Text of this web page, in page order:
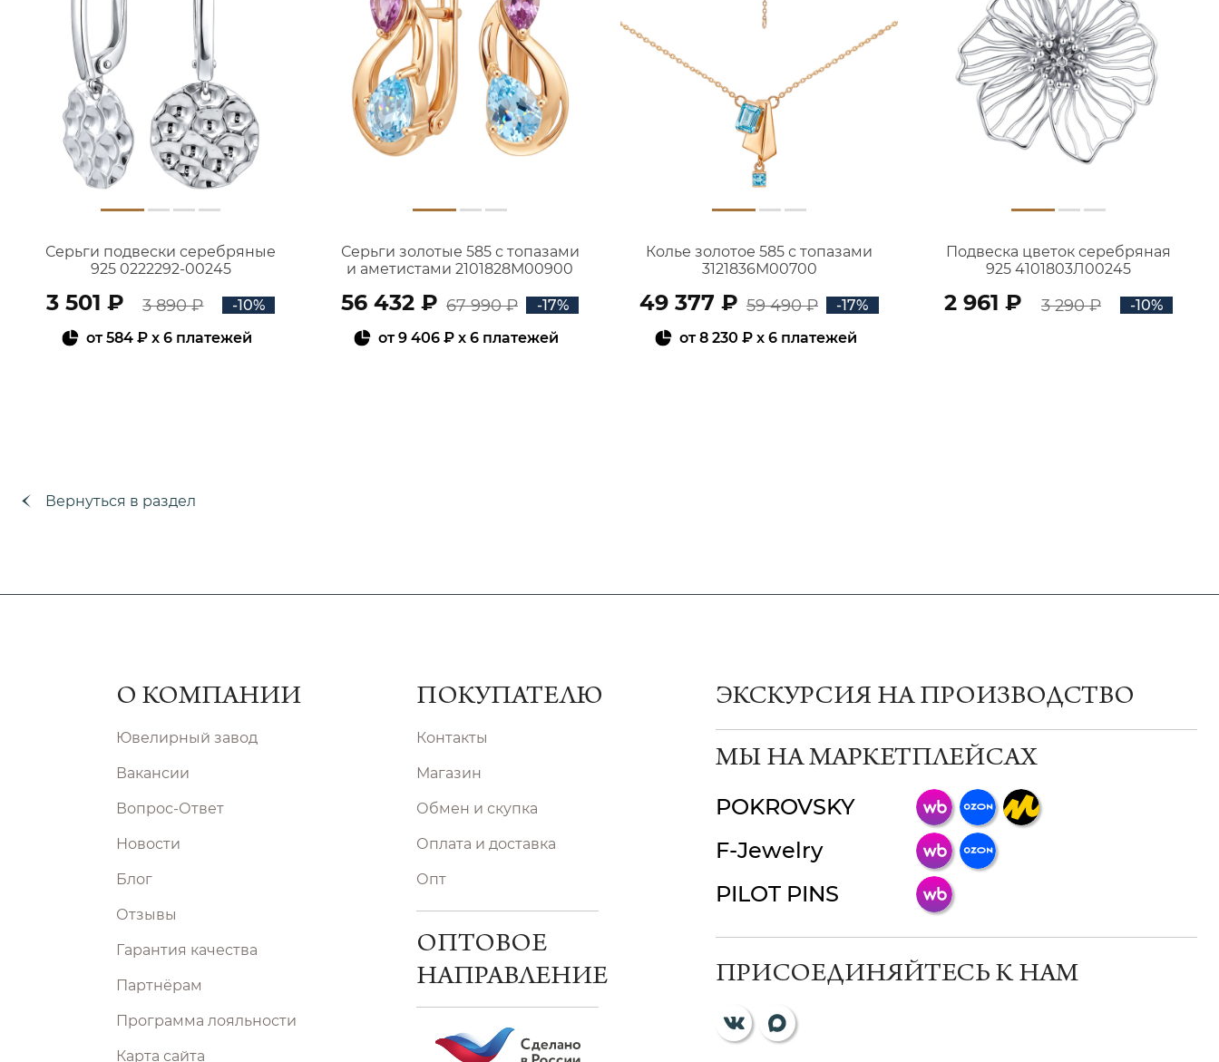
Серьги подвески серебряные
925 0222292-00245
3 501 ₽ 3 890 ₽
-10%
от584 ₽ x 6 платежей
Серьги золотые 585 с топазами
и аметистами 2101828М00900
56 432 ₽ 67 990 ₽
-17%
от9 406 ₽ x 6 платежей
Колье золотое 585 с топазами
3121836М00700
49 377 ₽ 59 490 ₽
-17%
от8 230 ₽x 6 платежей
Подвеска цветок серебряная
925 4101803Л00245
2 961 ₽ 3 290 ₽ -10%
Вернуться в раздел
О КОМПАНИИ
Ювелирный завод
Вакансии
Вопрос-Ответ
Новости
Блог
Отзывы
Гарантия качества
Партнёрам
Программа лояльности
Карта сайта
ПОКУПАТЕЛЮ
Контакты
Магазин
Обмен и скупка
Оплата и доставка
Опт
ОПТОВОЕ
НАПРАВЛЕНИЕ
ЭКСКУРСИЯ НА ПРОИЗВОДСТВО
МЫ НА МАРКЕТПЛЕЙСАХ
POKROVSKY
F-Jewelry
PILOT PINS
ПРИСОЕДИНЯЙТЕСЬ К НАМ
ChatApp
мессенджер!